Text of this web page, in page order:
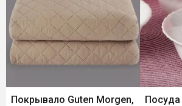
Покрывало Guten Morgen,